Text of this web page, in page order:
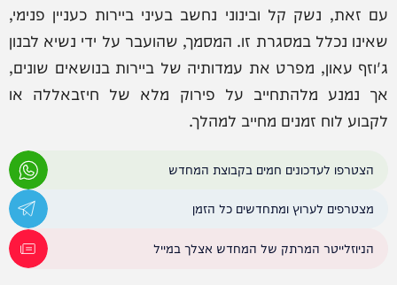
עם זאת, נשק קל ובינוני נחשב בעיני ביירות כעניין פנימי,
שאינו נכלל במסגרת זו. המסמך, שהועבר על ידי נשיא לבנון
ג'וזף עאון, מפרט את עמדותיה של ביירות בנושאים שונים,
אך נמנע מלהתחייב על פירוק מלא של חיזבאללה או
לקבוע לוח זמנים מחייב למהלך.
הצטרפו לעדכונים חמים בקבוצת המחדש
מצטרפים לערוץ ומתחדשים כל הזמן
הניוזלייטר המרתק של המחדש אצלך במייל